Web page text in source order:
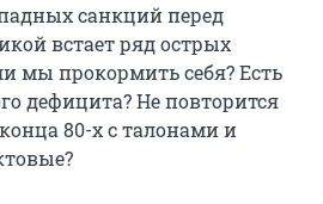
санкций перед
встает ряд острых
мы прокормить себя? Есть
дефицита? Не повторится
80-х с талонами и